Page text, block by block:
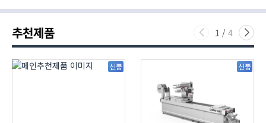
추천제품 1 / 4
신품 신품